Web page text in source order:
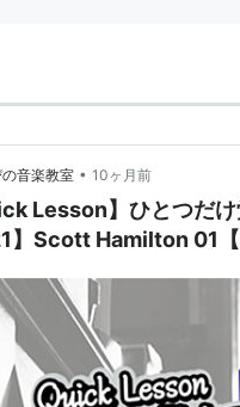
音楽教室 • 10ヶ月前
Lesson】ひとつだ
】Scott Hamilton 01【